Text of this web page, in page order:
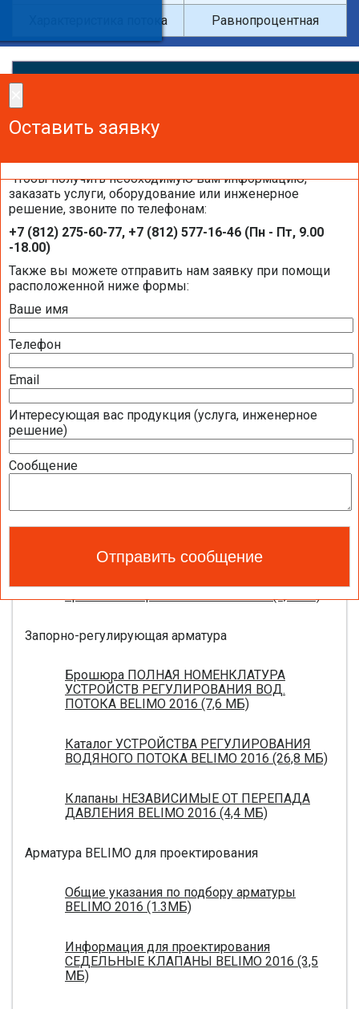
Характеристика потока Равнопроцентная
Оставить заявку
Оставить заявку
Чтобы получить необходимую вам информацию,
заказать услуги, оборудование или инженерное
решение, звоните по телефонам:
+7 (812) 275-60-77, +7 (812) 577-16-46 (Пн - Пт, 9.00
-18.00)
Также вы можете отправить нам заявку при помощи
расположенной ниже формы:
Ваше имя
Телефон
Email
Интересующая вас продукция (услуга, инженерное
решение)
Сообщение
Оставить заявку
Каталоги и брошюры BELIMO
Общая информация BELIMO
Презентация компании BELIMO 2016 (2,51
МБ)
Полная номенклатура продукции BELIMO
Приводы для воздушных клапанов
Полный обзор электроприводов для систем
вентиляции 2016 (17,5 МБ)
Каталог ЭЛЕКТРОПРИВОДЫ ДЛЯ
ВОЗДУШНЫХ ЗАСЛОНОК BELIMO 2016 (18,2
противопожарных клапанов 2015 (0,8 МБ)
Запорно-регулирующая арматура
Брошюра ПОЛНАЯ НОМЕНКЛАТУРА
УСТРОЙСТВ РЕГУЛИРОВАНИЯ ВОД.
ПОТОКА BELIMO 2016 (7,6 МБ)
Каталог УСТРОЙСТВА РЕГУЛИРОВАНИЯ
ВОДЯНОГО ПОТОКА BELIMO 2016 (26,8 МБ)
Клапаны НЕЗАВИСИМЫЕ ОТ ПЕРЕПАДА
ДАВЛЕНИЯ BELIMO 2016 (4,4 МБ)
Арматура BELIMO для проектирования
Общие указания по подбору арматуры
BELIMO 2016 (1.3МБ)
Информация для проектирования
СЕДЕЛЬНЫЕ КЛАПАНЫ BELIMO 2016 (3,5
МБ)